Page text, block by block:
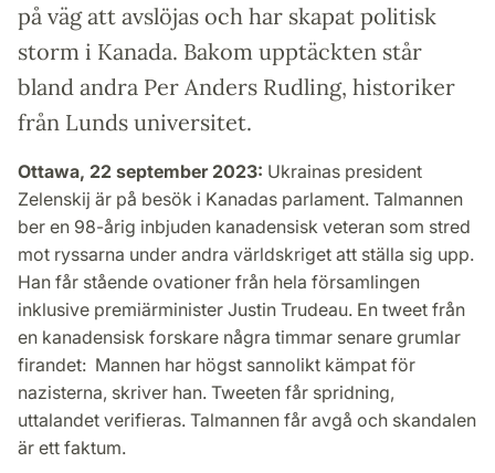
på väg att avslöjas och har skapat politisk
storm i Kanada. Bakom upptäckten står
bland andra Per Anders Rudling, historiker
från Lunds universitet.
Ottawa, 22 september 2023: Ukrainas president
Zelenskij är på besök i Kanadas parlament. Talmannen
ber en 98-årig inbjuden kanadensisk veteran som stred
mot ryssarna under andra världskriget att ställa sig upp.
Han får stående ovationer från hela församlingen
inklusive premiärminister Justin Trudeau. En tweet från
en kanadensisk forskare några timmar senare grumlar
firandet: Mannen har högst sannolikt kämpat för
nazisterna, skriver han. Tweeten får spridning,
uttalandet verifieras. Talmannen får avgå och skandalen
är ett faktum.